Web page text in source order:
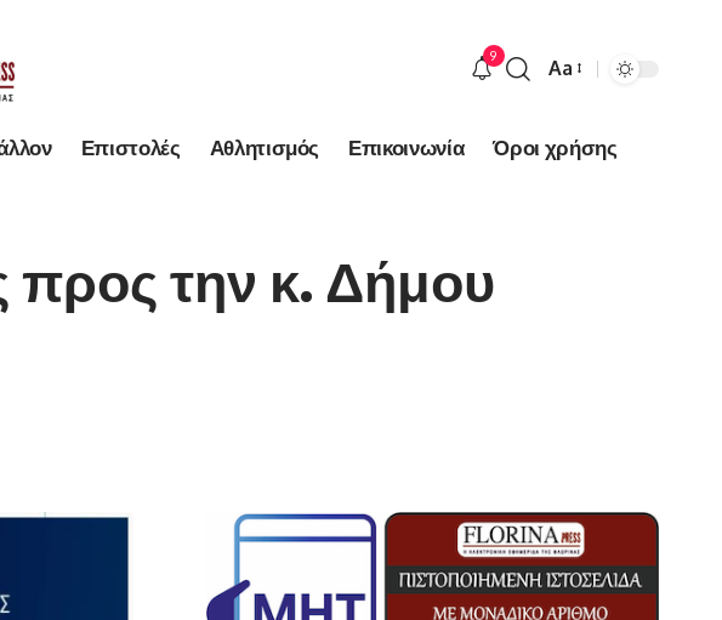
9
Font
Aa
Επιστολές Αθλητισμός Επικοινωνία Όροι χρήσης
προς την κ. Δήμου